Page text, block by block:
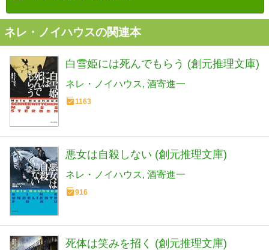
ネレ・ノイハウスの関連本
白雪姫には死んでもらう (創元推理文庫)
ネレ・ノイハウス 酒寄進一
1163
悪女は自殺しない (創元推理文庫)
ネレ・ノイハウス 酒寄進一
916
死体は笑みを招く (創元推理文庫)